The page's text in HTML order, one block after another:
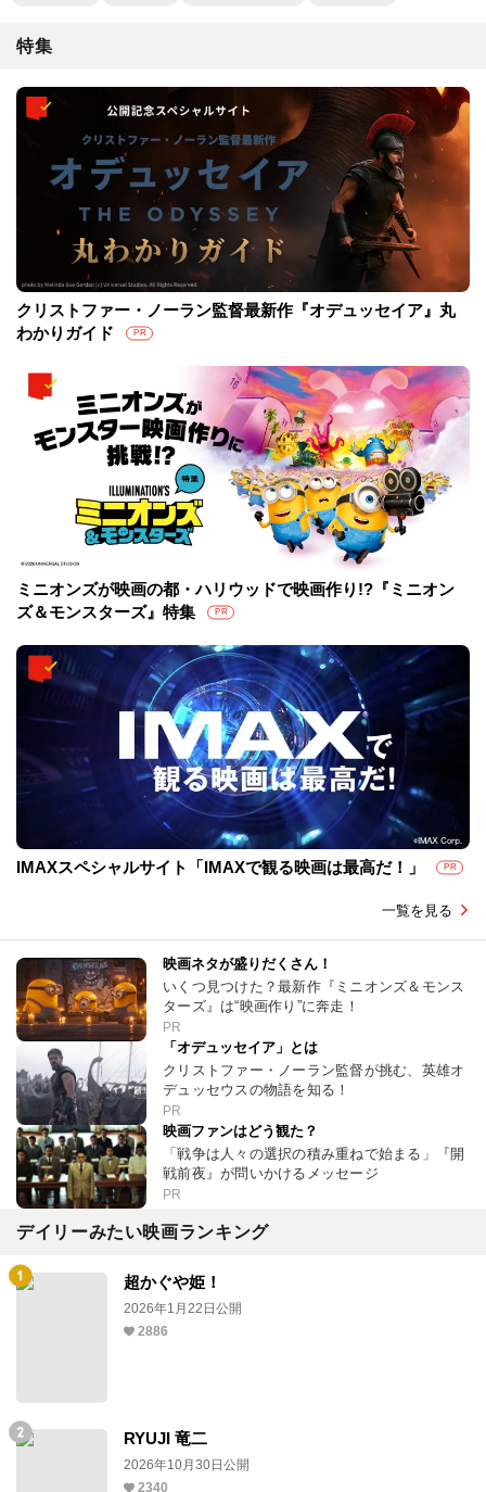
特集
クリストファー・ノーラン監督最新作『オデュッセイア』丸
わかりガイド
PR
ミニオンズが映画の都・ハリウッドで映画作り!?『ミニオン
ズ＆モンスターズ』特集
PR
IMAXスペシャルサイト「IMAXで観る映画は最高だ！」 PR
一覧を見る
映画ネタが盛りだくさん！
いくつ見つけた？最新作『ミニオンズ＆モンス
ターズ』は“映画作り”に奔走！
PR
「オデュッセイア」とは
クリストファー・ノーラン監督が挑む、英雄オ
デュッセウスの物語を知る！
PR
映画ファンはどう観た？
「戦争は人々の選択の積み重ねで始まる」『開
戦前夜』が問いかけるメッセージ
PR
デイリーみたい映画ランキング
超かぐや姫！
2026年1月22日公開
2886
RYUJI 竜二
2026年10月30日公開
2340